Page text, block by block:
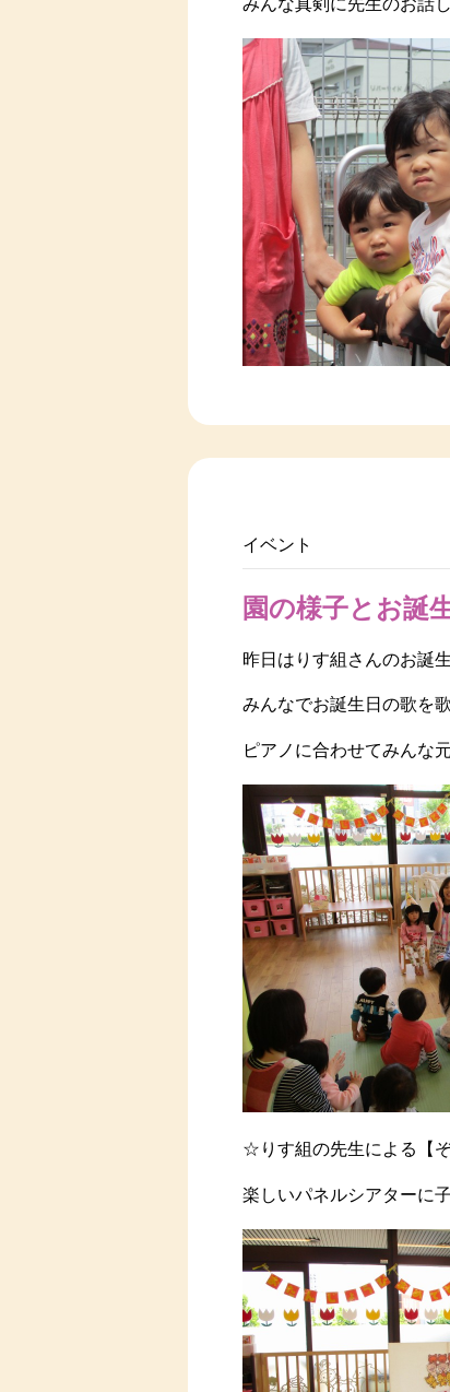
みんな真剣に先生のお話
イベント
園の様子とお誕
昨日はりす組さんのお誕
みんなでお誕生日の歌を
ピアノに合わせてみんな
☆りす組の先生による【
楽しいパネルシアターに